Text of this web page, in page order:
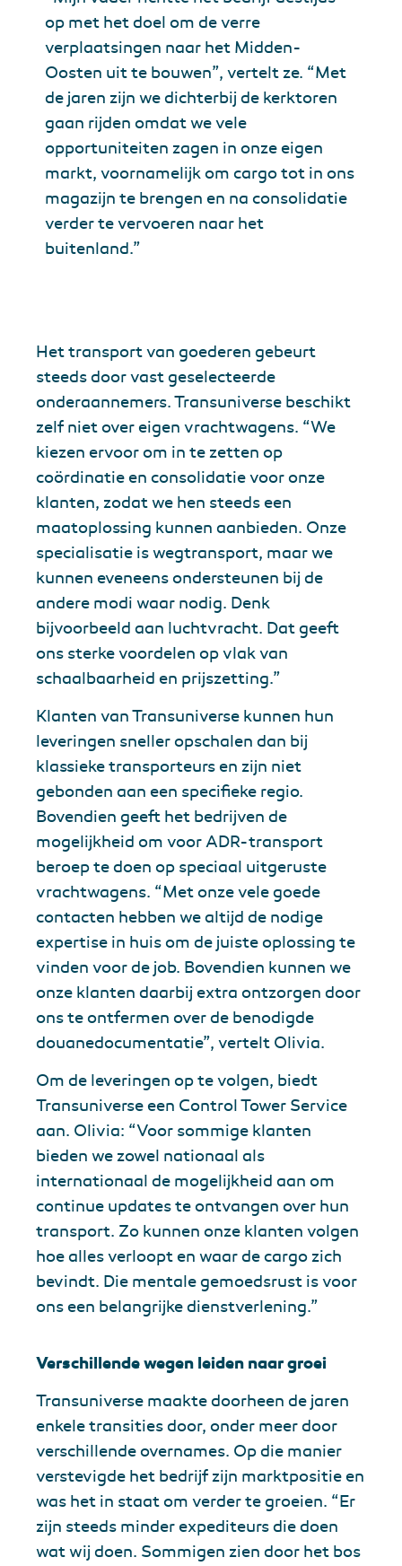
op met het doel om de verre
verplaatsingen naar het Midden-
Oosten uit te bouwen”, vertelt ze. “Met
de jaren zijn we dichterbij de kerktoren
gaan rijden omdat we vele
opportuniteiten zagen in onze eigen
markt, voornamelijk om cargo tot in ons
magazijn te brengen en na consolidatie
verder te vervoeren naar het
buitenland.”
Het transport van goederen gebeurt
steeds door vast geselecteerde
onderaannemers. Transuniverse beschikt
zelf niet over eigen vrachtwagens. “We
kiezen ervoor om in te zetten op
coördinatie en consolidatie voor onze
klanten, zodat we hen steeds een
maatoplossing kunnen aanbieden. Onze
specialisatie is wegtransport, maar we
kunnen eveneens ondersteunen bij de
andere modi waar nodig. Denk
bijvoorbeeld aan luchtvracht. Dat geeft
ons sterke voordelen op vlak van
schaalbaarheid en prijszetting.”
Klanten van Transuniverse kunnen hun
leveringen sneller opschalen dan bij
klassieke transporteurs en zijn niet
gebonden aan een specifieke regio.
Bovendien geeft het bedrijven de
mogelijkheid om voor ADR-transport
beroep te doen op speciaal uitgeruste
vrachtwagens. “Met onze vele goede
contacten hebben we altijd de nodige
expertise in huis om de juiste oplossing te
vinden voor de job. Bovendien kunnen we
onze klanten daarbij extra ontzorgen door
ons te ontfermen over de benodigde
douanedocumentatie”, vertelt Olivia.
Om de leveringen op te volgen, biedt
Transuniverse een Control Tower Service
aan. Olivia: “Voor sommige klanten
bieden we zowel nationaal als
internationaal de mogelijkheid aan om
continue updates te ontvangen over hun
transport. Zo kunnen onze klanten volgen
hoe alles verloopt en waar de cargo zich
bevindt. Die mentale gemoedsrust is voor
ons een belangrijke dienstverlening.”
Verschillende wegen leiden naar groei
Transuniverse maakte doorheen de jaren
enkele transities door, onder meer door
verschillende overnames. Op die manier
verstevigde het bedrijf zijn marktpositie en
was het in staat om verder te groeien. “Er
zijn steeds minder expediteurs die doen
wat wij doen. Sommigen zien door het bos